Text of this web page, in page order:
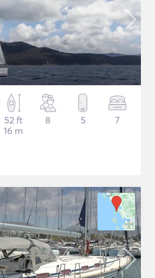
52 ft
16 m
8 5 7